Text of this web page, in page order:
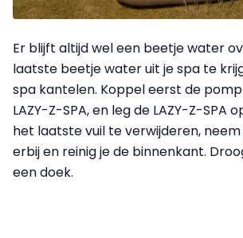
Er blijft altijd wel een beetje water
laatste beetje water uit je spa te
spa kantelen. Koppel eerst de
LAZY-Z-SPA, en leg de LAZY-Z-SPA
het laatste vuil te verwijderen,
erbij en reinig je de binnenkant.
een doek.